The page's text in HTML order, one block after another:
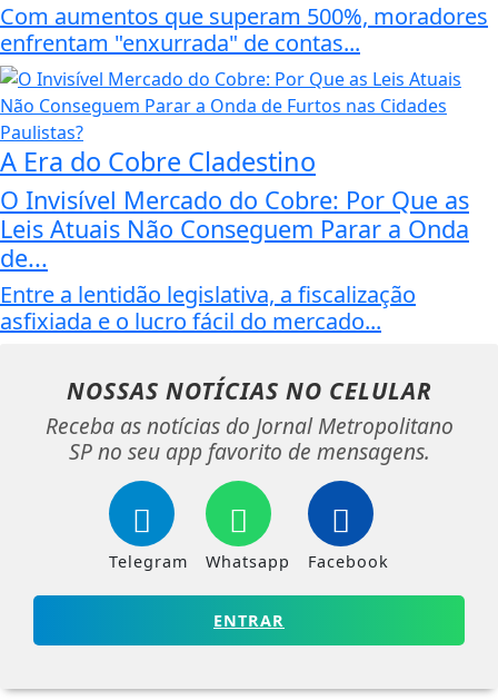
Com aumentos que superam 500%, moradores
enfrentam "enxurrada" de contas...
A Era do Cobre Cladestino
O Invisível Mercado do Cobre: Por Que as
Leis Atuais Não Conseguem Parar a Onda
de...
Entre a lentidão legislativa, a fiscalização
asfixiada e o lucro fácil do mercado...
NOSSAS NOTÍCIAS NO CELULAR
Receba as notícias do Jornal Metropolitano
SP no seu app favorito de mensagens.
Telegram Whatsapp Facebook
ENTRAR